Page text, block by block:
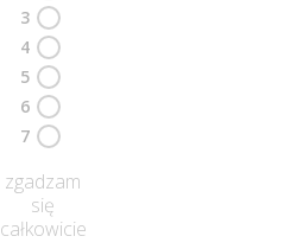
3
4
5
6
7
zgadzam
się
całkowicie